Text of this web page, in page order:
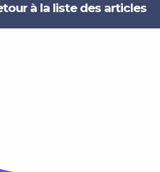
à la liste des articles